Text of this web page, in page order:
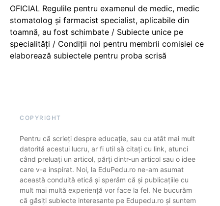
OFICIAL Regulile pentru examenul de medic, medic
stomatolog și farmacist specialist, aplicabile din
toamnă, au fost schimbate / Subiecte unice pe
specialități / Condiții noi pentru membrii comisiei ce
elaborează subiectele pentru proba scrisă
COPYRIGHT
Pentru că scrieți despre educație, sau cu atât mai mult
datorită acestui lucru, ar fi util să citați cu link, atunci
când preluați un articol, părți dintr-un articol sau o idee
care v-a inspirat. Noi, la EduPedu.ro ne-am asumat
această conduită etică și sperăm că și publicațiile cu
mult mai multă experiență vor face la fel. Ne bucurăm
că găsiți subiecte interesante pe Edupedu.ro și suntem